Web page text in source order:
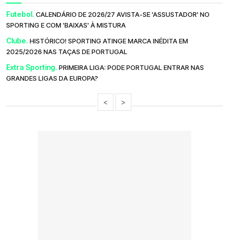
Futebol. CALENDÁRIO DE 2026/27 AVISTA-SE 'ASSUSTADOR' NO
SPORTING E COM 'BAIXAS' À MISTURA
Clube. HISTÓRICO! SPORTING ATINGE MARCA INÉDITA EM
2025/2026 NAS TAÇAS DE PORTUGAL
Extra Sporting. PRIMEIRA LIGA: PODE PORTUGAL ENTRAR NAS
GRANDES LIGAS DA EUROPA?
< >